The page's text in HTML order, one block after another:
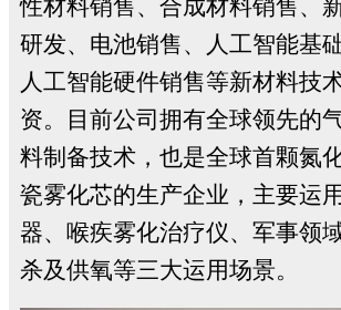
性材料销售、合成材料销售、
研发、电池销售、人工智能基
人工智能硬件销售等新材料技
资。目前公司拥有全球领先的
料制备技术，也是全球首颗氮
瓷雾化芯的生产企业，主要运
器、喉疾雾化治疗仪、军事领
杀及供氧等三大运用场景。